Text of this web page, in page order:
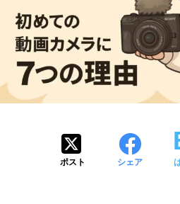
ポスト シェア